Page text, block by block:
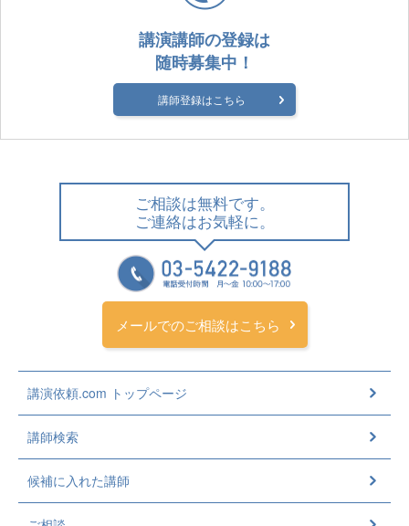
講演講師の登録は
随時募集中！
講師登録はこちら
ご相談は無料です。
ご連絡はお気軽に。
メールでのご相談はこちら
講演依頼.com トップページ
講師検索
候補に入れた講師